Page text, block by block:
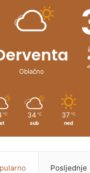
Oblačno
℃ 34 ℃
sub
37 ℃
ned
Posljednje